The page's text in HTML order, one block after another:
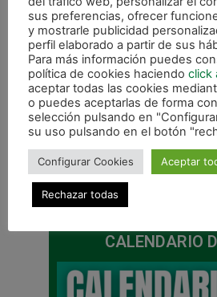
Pepe Martin, entrenador de
varios jugadores a las pruebas.
ANTERIOR
CALENDARIO
sus preferencias, ofrecer
y mostrarle publicidad
perfil elaborado a partir de sus
Para más información puedes
política de cookies haciendo click
aceptar todas las cookies
o puedes aceptarlas de forma
selección pulsando en
su uso pulsando en el botón
Configurar Cookies Aceptar
Rechazar todas